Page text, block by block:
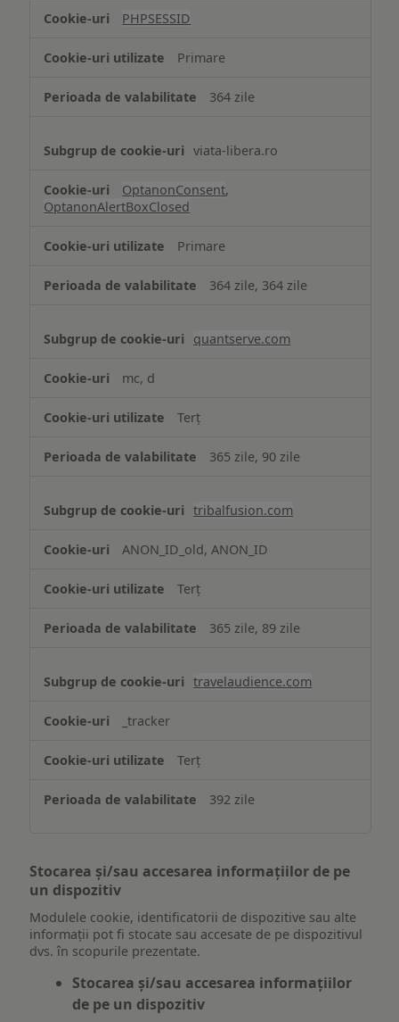
Cookie
necesare
PHPSESSID
Primare
364 zile
viata-libera.ro
OptanonConsent,
OptanonAlertBoxClosed
Primare
364 zile, 364 zile
quantserve.com
mc, d
Terț
365 zile, 90 zile
tribalfusion.com
ANON_ID_old, ANON_ID
Terț
365 zile, 89 zile
travelaudience.com
_tracker
Terț
392 zile
Stocarea și/sau accesarea informațiilor de pe
un dispozitiv
Modulele cookie, identificatorii de dispozitive sau alte
informații pot fi stocate sau accesate de pe dispozitivul
dvs. în scopurile prezentate.
Stocarea și/sau accesarea informațiilor
de pe un dispozitiv